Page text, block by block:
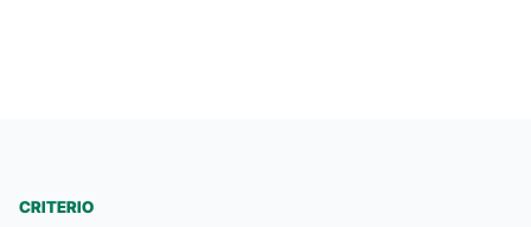
CRITERIO